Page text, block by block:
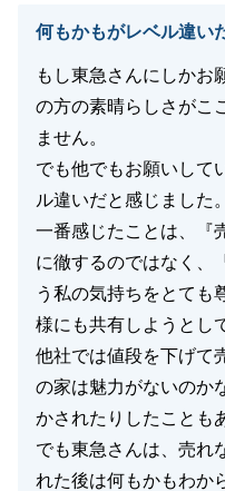
何もかもがレベル違い
もし東急さんにしかお
の方の素晴らしさがこ
ません。
でも他でもお願いして
ル違いだと感じました。
一番感じたことは、『
に徹するのではなく、
う私の気持ちをとても
様にも共有しようとし
他社では値段を下げて
の家は魅力がないのか
かされたりしたことも
でも東急さんは、売れ
れた後は何もかもわか